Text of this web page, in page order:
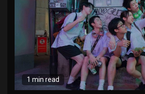
1 min read